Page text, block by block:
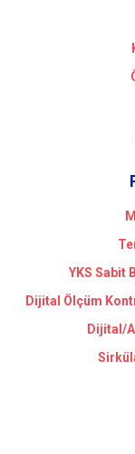
YKS Sabit
Dijital Ölçüm
Dijital/